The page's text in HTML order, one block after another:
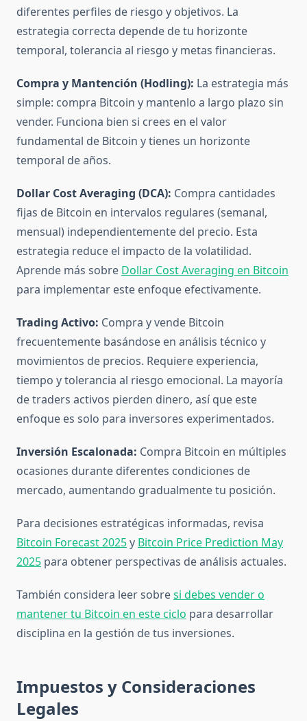
diferentes perfiles de riesgo y objetivos. La
estrategia correcta depende de tu horizonte
temporal, tolerancia al riesgo y metas financieras.
Compra y Mantención (Hodling): La estrategia más
simple: compra Bitcoin y mantenlo a largo plazo sin
vender. Funciona bien si crees en el valor
fundamental de Bitcoin y tienes un horizonte
temporal de años.
Dollar Cost Averaging (DCA): Compra cantidades
fijas de Bitcoin en intervalos regulares (semanal,
mensual) independientemente del precio. Esta
estrategia reduce el impacto de la volatilidad.
Aprende más sobre Dollar Cost Averaging en Bitcoin
para implementar este enfoque efectivamente.
Trading Activo: Compra y vende Bitcoin
frecuentemente basándose en análisis técnico y
movimientos de precios. Requiere experiencia,
tiempo y tolerancia al riesgo emocional. La mayoría
de traders activos pierden dinero, así que este
enfoque es solo para inversores experimentados.
Inversión Escalonada: Compra Bitcoin en múltiples
ocasiones durante diferentes condiciones de
mercado, aumentando gradualmente tu posición.
Para decisiones estratégicas informadas, revisa
Bitcoin Forecast 2025y Bitcoin Price Prediction May
2025 para obtener perspectivas de análisis actuales.
También considera leer sobresi debes vender o
mantener tu Bitcoin en este ciclo para desarrollar
disciplina en la gestión de tus inversiones.
Impuestos y Consideraciones
Legales